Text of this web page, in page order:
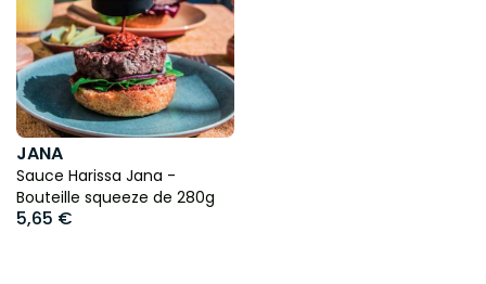
JANA
Sauce Harissa Jana -
Bouteille squeeze de 280g
5,65 €